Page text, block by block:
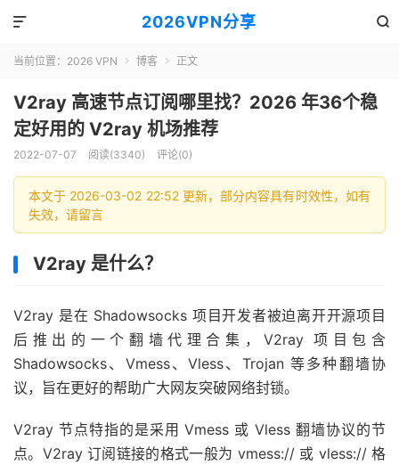
2026VPN分享 

当前位置： 2026 VPN  博客  正文
V2ray 高速节点订阅哪里找？2026 年36个稳
定好用的 V2ray 机场推荐
2022-07-07 阅读(3340) 评论(0)
本文于 2026-03-02 22:52 更新，部分内容具有时效性，如有
失效，请留言
V2ray 是什么？
V2ray 是在 Shadowsocks 项目开发者被迫离开开源项目
后推出的一个翻墙代理合集，V2ray 项目包含
Shadowsocks、Vmess、Vless、Trojan 等多种翻墙协
议，旨在更好的帮助广大网友突破网络封锁。
V2ray 节点特指的是采用 Vmess 或 Vless 翻墙协议的节
点。V2ray 订阅链接的格式一般为 vmess:// 或 vless:// 格